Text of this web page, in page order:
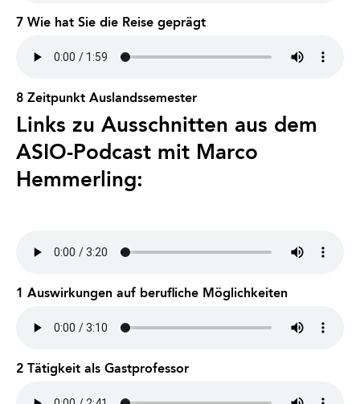
7 Wie hat Sie die Reise geprägt
8 Zeitpunkt Auslandssemester
Links zu Ausschnitten aus dem
ASIO-Podcast mit Marco
Hemmerling:
1 Auswirkungen auf berufliche Möglichkeiten
2 Tätigkeit als Gastprofessor